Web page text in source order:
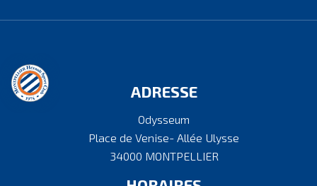
ADRESSE
Odysseum
Place de Venise- Allée Ulysse
34000 MONTPELLIER